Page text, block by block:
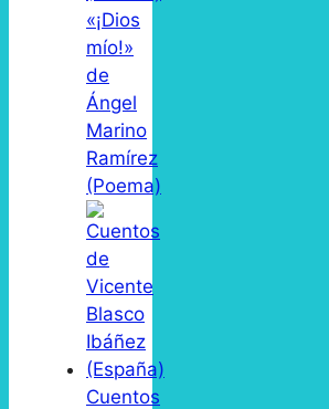
«¡Dios
mío!»
de
Ángel
Marino
Ramírez
(Poema)
Cuentos